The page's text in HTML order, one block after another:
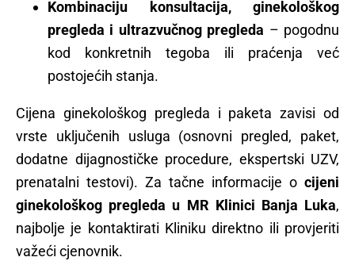
Kombinaciju konsultacija, ginekološkog
pregleda i ultrazvučnog pregleda – pogodnu
kod konkretnih tegoba ili praćenja već
postojećih stanja.
Cijena ginekološkog pregleda i paketa zavisi od
vrste uključenih usluga (osnovni pregled, paket,
dodatne dijagnostičke procedure, ekspertski UZV,
prenatalni testovi). Za tačne informacije o cijeni
ginekološkog pregleda u MR Klinici Banja Luka,
najbolje je kontaktirati Kliniku direktno ili provjeriti
važeći cjenovnik.